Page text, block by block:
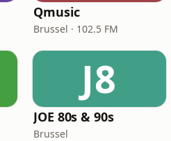
Qmusic
Brussel · 102.5 FM
J8
JOE 80s & 90s
Brussel